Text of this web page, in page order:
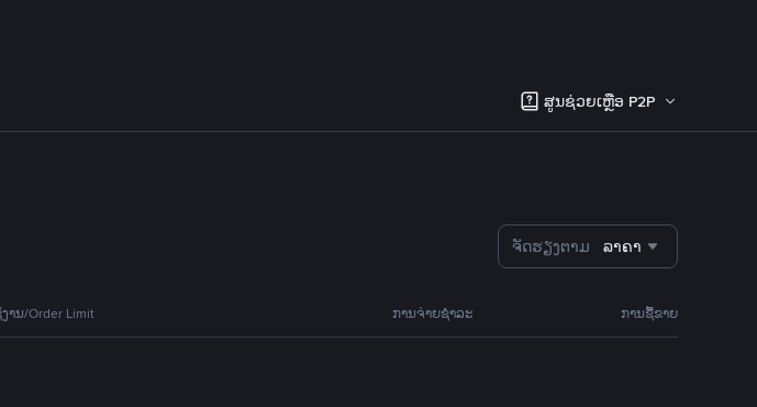
ສູນຊ່ວຍເຫຼືອ P2P
ຈັດຮຽງຕາມ ລາຄາ
ານ/Order Limit ການຈ່າຍຊຳລະ ການຊື້ຂາຍ